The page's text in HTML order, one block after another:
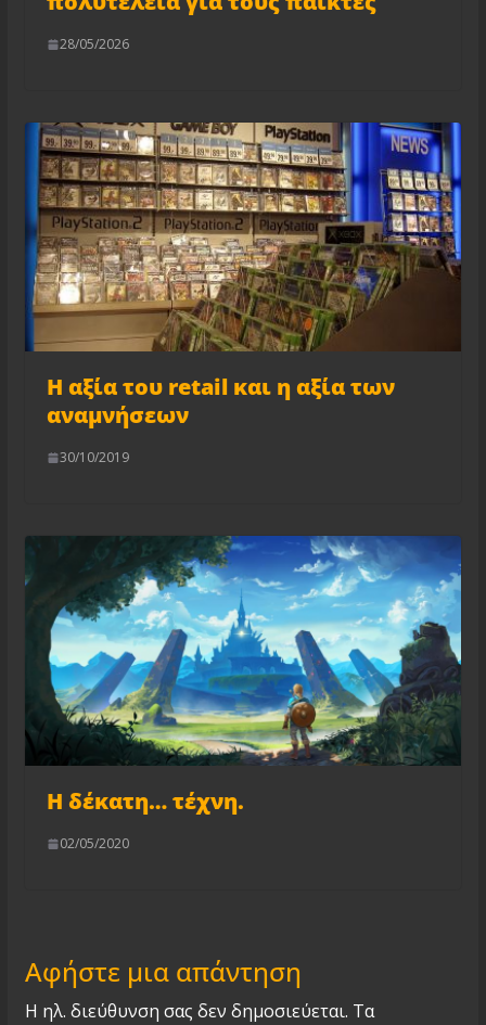
28/05/2026
Η αξία του retail και η αξία των
αναμνήσεων
30/10/2019
Η δέκατη… τέχνη.
02/05/2020
Αφήστε μια απάντηση
Η ηλ. διεύθυνση σας δεν δημοσιεύεται. Τα